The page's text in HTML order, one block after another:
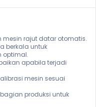
mesin rajut datar otomatis.
berkala untuk
optimal.
apabila terjadi
mesin sesuai
produksi untuk